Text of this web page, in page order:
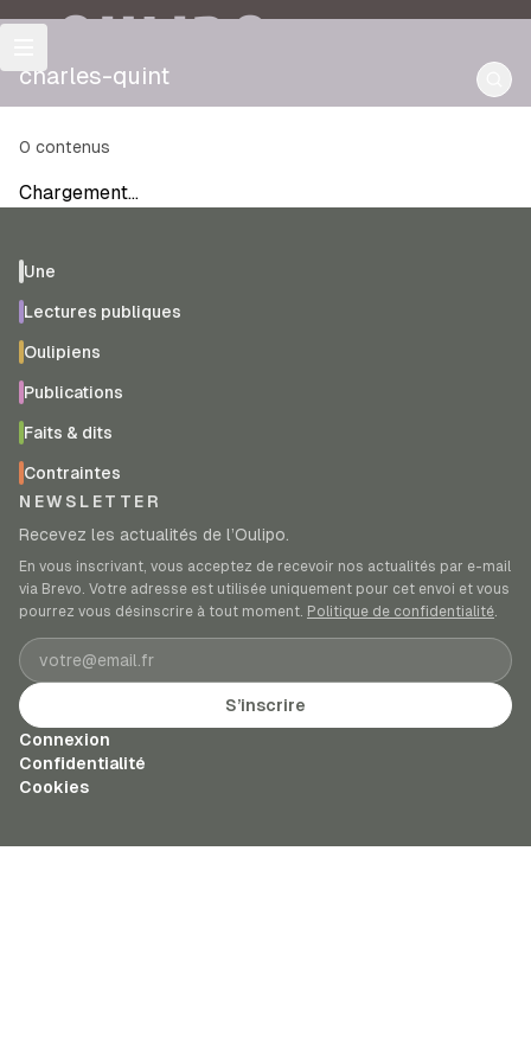
OULIPO
charles-quint
0 contenus
Chargement…
Une
Lectures publiques
Oulipiens
Publications
Faits & dits
Contraintes
NEWSLETTER
Recevez les actualités de l’Oulipo.
En vous inscrivant, vous acceptez de recevoir nos actualités par e-mail
via Brevo. Votre adresse est utilisée uniquement pour cet envoi et vous
pourrez vous désinscrire à tout moment. Politique de confidentialité.
Adresse e-mail
S’inscrire
Connexion
Confidentialité
Cookies